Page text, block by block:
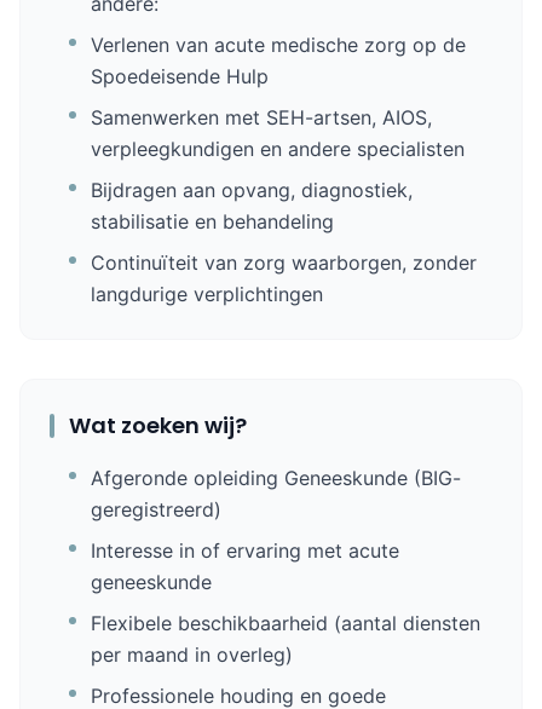
Verlenen van acute medische zorg op de
Spoedeisende Hulp
Samenwerken met SEH-artsen, AIOS,
verpleegkundigen en andere specialisten
Bijdragen aan opvang, diagnostiek,
stabilisatie en behandeling
Continuïteit van zorg waarborgen, zonder
langdurige verplichtingen
Wat zoeken wij?
Afgeronde opleiding Geneeskunde (BIG-
geregistreerd)
Interesse in of ervaring met acute
geneeskunde
Flexibele beschikbaarheid (aantal diensten
per maand in overleg)
Professionele houding en goede